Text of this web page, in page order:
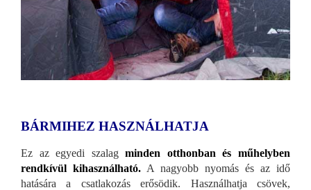
BÁRMIHEZ HASZNÁLHATJA
Ez az egyedi szalagminden otthonban és műhelyben
rendkívül kihasználható. A nagyobb nyomás és az idő
hatására a csatlakozás erősödik. Használhatja csövek,